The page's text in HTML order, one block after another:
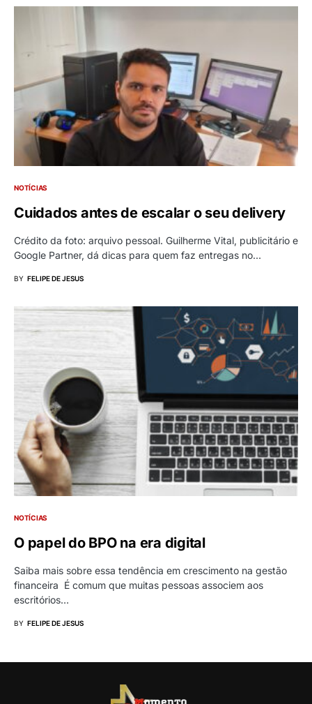
NOTÍCIAS
Cuidados antes de escalar o seu delivery
Crédito da foto: arquivo pessoal. Guilherme Vital, publicitário e
Google Partner, dá dicas para quem faz entregas no…
BY FELIPE DE JESUS
NOTÍCIAS
O papel do BPO na era digital
Saiba mais sobre essa tendência em crescimento na gestão
financeira É comum que muitas pessoas associem aos
escritórios…
BY FELIPE DE JESUS